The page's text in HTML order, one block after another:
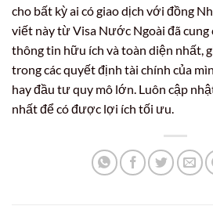
cho bất kỳ ai có giao dịch với đồng
viết này từ Visa Nước Ngoài đã cung
thông tin hữu ích và toàn diện nhất,
trong các quyết định tài chính của
hay đầu tư quy mô lớn. Luôn cập
nhất để có được lợi ích tối ưu.